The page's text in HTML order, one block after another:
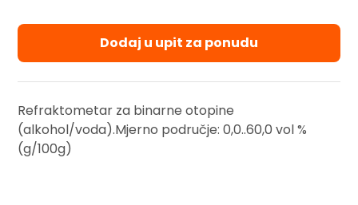
Dodaj u upit za ponudu
Refraktometar za binarne otopine
(alkohol/voda).Mjerno područje: 0,0..60,0 vol %
(g/100g)